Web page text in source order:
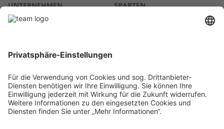
UNTERNEHMEN
Über uns
Karriere
Kontakt
SPARTEN
RECHTLICHES